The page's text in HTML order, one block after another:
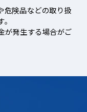
危険品などの取り扱
が発生する場合がご